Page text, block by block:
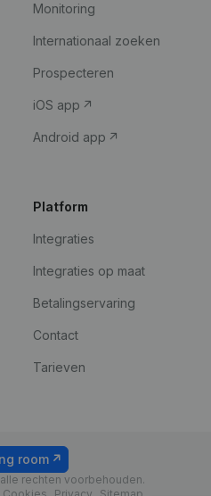
Monitoring
Internationaal zoeken
Prospecteren
iOS app
Android app
Platform
Integraties
Integraties op maat
Betalingservaring
Contact
Tarieven
rechten voorbehouden.
room